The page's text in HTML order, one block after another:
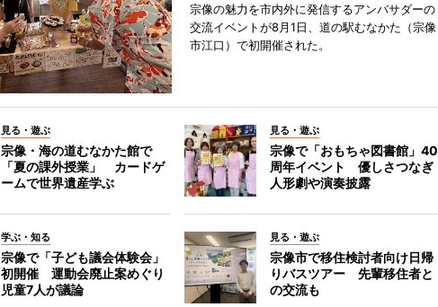
宗像の魅力を市内外に発信するアンバサダーの
交流イベントが8月1日、道の駅むなかた（宗像
市江口）で初開催された。
見る・遊ぶ
宗像・海の道むなかた館で
「夏の課外授業」 カードゲ
ームで世界遺産学ぶ
見る・遊ぶ
宗像で「おもちゃ図書館」40
周年イベント 優しさつなぎ
人形劇や演奏披露
学ぶ・知る
宗像で「子ども議会体験会」
初開催 運動会廃止案めぐり
児童7人が議論
見る・遊ぶ
宗像市で移住検討者向け日帰
りバスツアー 先輩移住者と
の交流も